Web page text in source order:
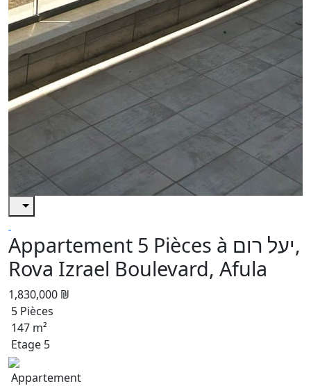
Appartement 5 Pièces à יעל רום,
Rova Izrael Boulevard, Afula
1,830,000 ₪
5 Pièces
147 m²
Etage 5
Appartement